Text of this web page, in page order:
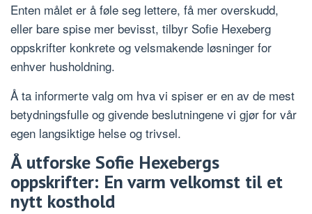
Enten målet er å føle seg lettere, få mer overskudd,
eller bare spise mer bevisst, tilbyr Sofie Hexeberg
oppskrifter konkrete og velsmakende løsninger for
enhver husholdning.
Å ta informerte valg om hva vi spiser er en av de mest
betydningsfulle og givende beslutningene vi gjør for vår
egen langsiktige helse og trivsel.
Å utforske Sofie Hexebergs
oppskrifter: En varm velkomst til et
nytt kosthold